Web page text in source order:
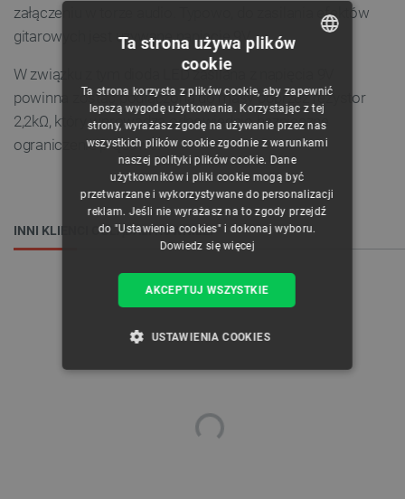
załączeniu w torze audio. Typowo, do zasilania efektów
gitarowych jest używane napięcie 9V.
W związku z tym dioda LED zasilana z napięcia 9V
powinna zostać podłączona do masy poprzez rezystor
2,2kΩ, który wprowadza odpowiednio bezpieczne
ograniczenie prądowe.
INNI KLIENCI OGLĄDALI RÓWNIEŻ:
CZECH
ENGLISH
GERMAN
Ta strona używa plików
cookie
Ta strona korzysta z plików cookie, aby zapewnić
lepszą wygodę użytkowania. Korzystając z tej
strony, wyrażasz zgodę na używanie przez nas
wszystkich plików cookie zgodnie z warunkami
naszej polityki plików cookie. Dane
użytkowników i pliki cookie mogą być
przetwarzane i wykorzystywane do personalizacji
reklam. Jeśli nie wyrażasz na to zgody przejdź
do "Ustawienia cookies" i dokonaj wyboru.
Dowiedz się więcej
AKCEPTUJ WSZYSTKIE
USTAWIENIA COOKIES
TARGETOWANIE